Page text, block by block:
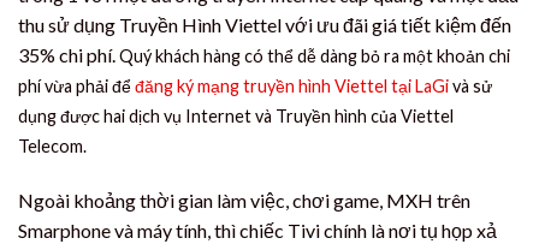
thu sử dụng Truyền Hình Viettel với ưu đãi giá tiết kiệm đến
35% chi phí.Quý khách hàng có thể dễ dàng bỏ ra một khoản chi
phí vừa phải đểđăng ký mạng truyền hình Viettel tại LaGivà sử
dụng được hai dịch vụ Internet và Truyền hình của Viettel
Telecom.
Ngoài khoảng thời gian làm việc, chơi game, MXH trên
Smarphone và máy tính, thì chiếc Tivi chính là nơi tụ họp xả